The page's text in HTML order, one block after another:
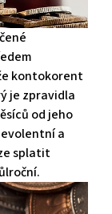
kontokorent
je zpravidla
od jeho
a
splatit